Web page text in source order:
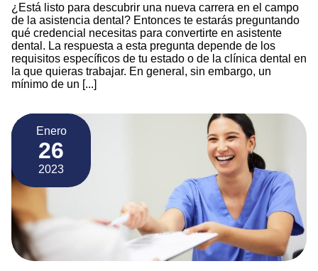
¿Está listo para descubrir una nueva carrera en el campo
de la asistencia dental? Entonces te estarás preguntando
qué credencial necesitas para convertirte en asistente
dental. La respuesta a esta pregunta depende de los
requisitos específicos de tu estado o de la clínica dental en
la que quieras trabajar. En general, sin embargo, un
mínimo de un [...]
Enero
26
2023